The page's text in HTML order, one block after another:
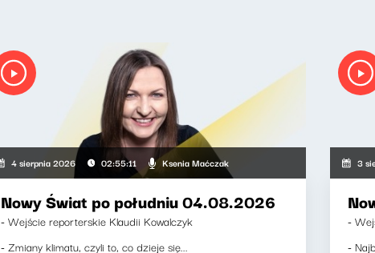
4 sierpnia 2026 02:55:11 Ksenia Maćczak
Nowy Świat po południu 04.08.2026
- Wejście reporterskie Klaudii Kowalczyk
- Zmiany klimatu, czyli to, co dzieje się...
3
-
-